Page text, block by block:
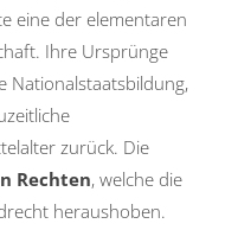
eine der elementaren
Ihre Ursprünge
Nationalstaatsbildung,
zurück. Die
Rechten, welche die
heraushoben.